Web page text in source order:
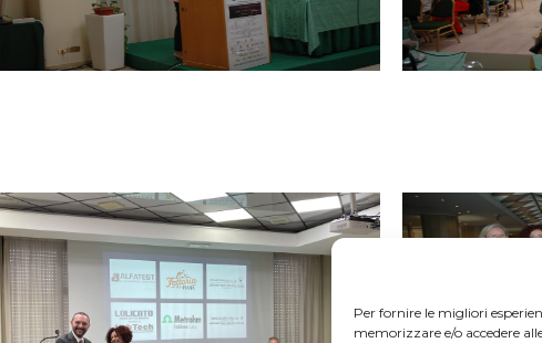
Per fornire le migliori
memorizzare e/o accedere